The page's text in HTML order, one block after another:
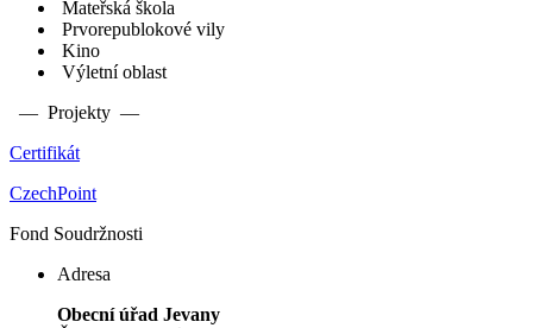
Mateřská škola
Prvorepublokové vily
Kino
Výletní oblast
— Projekty —
Certifikát
CzechPoint
Fond Soudržnosti
Adresa
Obecní úřad Jevany